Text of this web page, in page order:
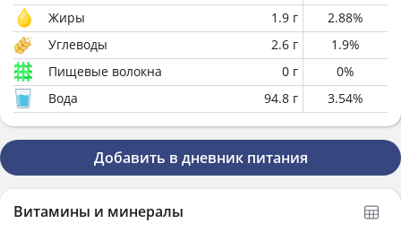
Жиры
1.9 г 2.88%
Углеводы
2.6 г 1.9%
Пищевые волокна
0 г 0%
Вода
94.8 г 3.54%
Добавить в дневник питания
Витамины и минералы